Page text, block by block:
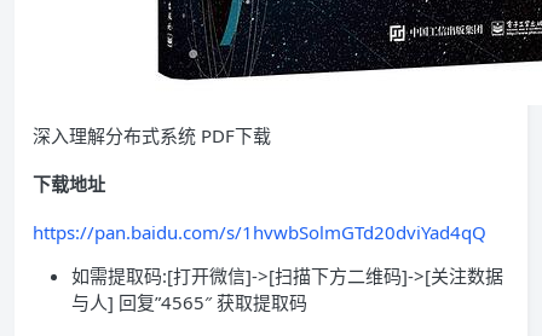
深入理解分布式系统 PDF下载
下载地址
https://pan.baidu.com/s/1hvwbSolmGTd20dviYad4qQ
如需提取码:[打开微信]->[扫描下方二维码]->[关注数据
与人] 回复”4565″ 获取提取码